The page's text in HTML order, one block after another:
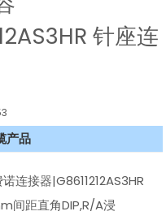
针座连
产品
接器|G8611212AS3HR
间距直角DIP,R/A浸